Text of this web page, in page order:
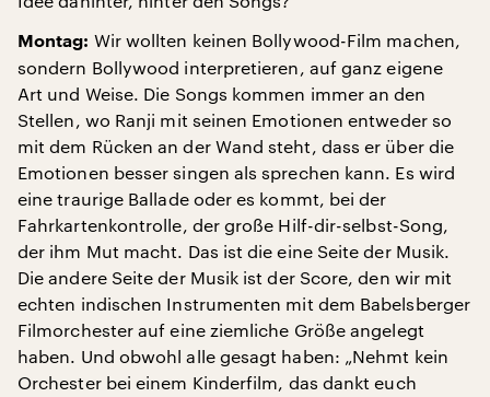
Montag: Wir wollten keinen Bollywood-Film machen,
sondern Bollywood interpretieren, auf ganz eigene
Art und Weise. Die Songs kommen immer an den
Stellen, wo Ranji mit seinen Emotionen entweder so
mit dem Rücken an der Wand steht, dass er über die
Emotionen besser singen als sprechen kann. Es wird
eine traurige Ballade oder es kommt, bei der
Fahrkartenkontrolle, der große Hilf-dir-selbst-Song,
der ihm Mut macht. Das ist die eine Seite der Musik.
Die andere Seite der Musik ist der Score, den wir mit
echten indischen Instrumenten mit dem Babelsberger
Filmorchester auf eine ziemliche Größe angelegt
haben. Und obwohl alle gesagt haben: „Nehmt kein
Orchester bei einem Kinderfilm, das dankt euch